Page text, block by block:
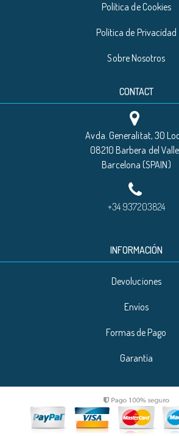
Política de Cookies
Política de Privacidad
Sobre Nosotros
CONTACT
Avda. Generalitat, 30
08210 Barbera del
Barcelona (SPAIN)
+34 937203824
INFORMACIÓN
Devoluciones
Envíos
Formas de Pago
Garantía